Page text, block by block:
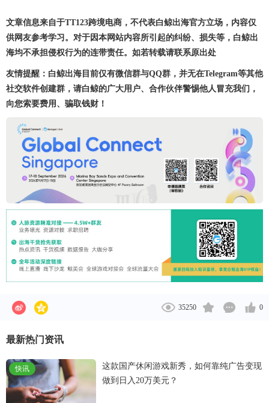
文章信息来自于TT123跨境电商，不代表白鲸出海官方立场，内容仅
供网友参考学习。对于因本网站内容所引起的纠纷、损失等，白鲸出
海均不承担侵权行为的连带责任。如若转载请联系原出处
友情提醒：白鲸出海目前仅有微信群与QQ群，并无在Telegram等其他
社交软件创建群，请白鲸的广大用户、合作伙伴警惕他人冒充我们，
向您索要费用、骗取钱财！
35250 0
最新热门资讯
快讯
这款国产休闲游戏新秀，如何靠纯广告变现
做到日入20万美元？